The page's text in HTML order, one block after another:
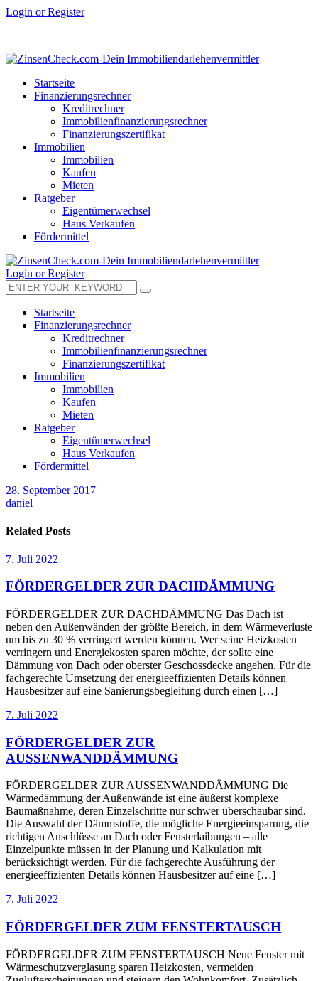
Login or Register
Startseite
Finanzierungsrechner
Kreditrechner
Immobilienfinanzierungsrechner
Finanzierungszertifikat
Immobilien
Immobilien
Kaufen
Mieten
Ratgeber
Eigentümerwechsel
Haus Verkaufen
Fördermittel
Login or Register
Startseite
Finanzierungsrechner
Kreditrechner
Immobilienfinanzierungsrechner
Finanzierungszertifikat
Immobilien
Immobilien
Kaufen
Mieten
Ratgeber
Eigentümerwechsel
Haus Verkaufen
Fördermittel
28. September 2017
daniel
Related Posts
7. Juli 2022
FÖRDERGELDER ZUR DACHDÄMMUNG
FÖRDERGELDER ZUR DACHDÄMMUNG Das Dach ist
neben den Außenwänden der größte Bereich, in dem Wärmeverluste
um bis zu 30 % verringert werden können. Wer seine Heizkosten
verringern und Energiekosten sparen möchte, der sollte eine
Dämmung von Dach oder oberster Geschossdecke angehen. Für die
fachgerechte Umsetzung der energieeffizienten Details können
Hausbesitzer auf eine Sanierungsbegleitung durch einen […]
7. Juli 2022
FÖRDERGELDER ZUR
AUSSENWANDDÄMMUNG
FÖRDERGELDER ZUR AUSSENWANDDÄMMUNG Die
Wärmedämmung der Außenwände ist eine äußerst komplexe
Baumaßnahme, deren Einzelschritte nur schwer überschaubar sind.
Die Auswahl der Dämmstoffe, die mögliche Energieeinsparung, die
richtigen Anschlüsse an Dach oder Fensterlaibungen – alle
Einzelpunkte müssen in der Planung und Kalkulation mit
berücksichtigt werden. Für die fachgerechte Ausführung der
energieeffizienten Details können Hausbesitzer auf eine […]
7. Juli 2022
FÖRDERGELDER ZUM FENSTERTAUSCH
FÖRDERGELDER ZUM FENSTERTAUSCH Neue Fenster mit
Wärmeschutzverglasung sparen Heizkosten, vermeiden